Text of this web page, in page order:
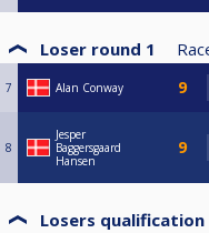
Loser round 1
7 Alan Conway
8
Jesper
Baggersgaard
Hansen
Losers qualification